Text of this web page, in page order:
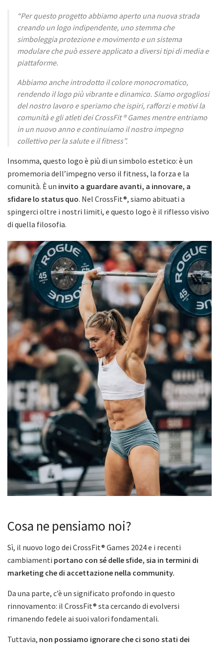
“Per questo progetto abbiamo aperto una nuova strada
creando un logo indipendente, uno stemma che
simboleggia protezione e movimento e un sistema
modulare che può essere applicato a diversi tipi di media e
piattaforme.
Abbiamo anche introdotto il colore monocromatico,
rendendo il logo più vibrante e dinamico. Siamo orgogliosi
del nostro lavoro e speriamo che ispiri, rafforzi e motivi la
comunità e gli atleti dei CrossFit ® Games mentre entriamo
in un nuovo anno e continuiamo il nostro impegno
collettivo per la salute e il fitness”.
Insomma, questo logo è più di un simbolo estetico: è un
promemoria dell’impegno verso il fitness, la forza e la
comunità. È un invito a guardare avanti, a innovare, a
sfidare lo status quo. Nel CrossFit®, siamo abituati a
spingerci oltre i nostri limiti, e questo logo è il riflesso visivo
di quella filosofia.
Cosa ne pensiamo noi?
Sì, il nuovo logo dei CrossFit® Games 2024 e i recenti
cambiamenti portano con sé delle sfide, sia in termini di
marketing che di accettazione nella community.
Da una parte, c’è un significato profondo in questo
rinnovamento: il CrossFit® sta cercando di evolversi
rimanendo fedele ai suoi valori fondamentali.
Tuttavia, non possiamo ignorare che ci sono stati dei